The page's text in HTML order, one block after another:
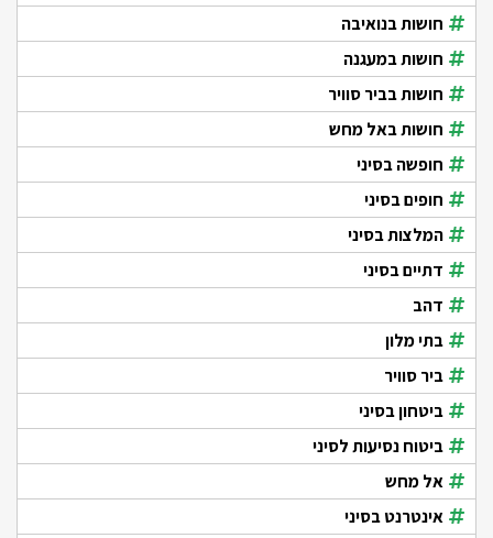
חושות בנואיבה
חושות במעגנה
חושות בביר סוויר
חושות באל מחש
חופשה בסיני
חופים בסיני
המלצות בסיני
דתיים בסיני
דהב
בתי מלון
ביר סוויר
ביטחון בסיני
ביטוח נסיעות לסיני
אל מחש
אינטרנט בסיני